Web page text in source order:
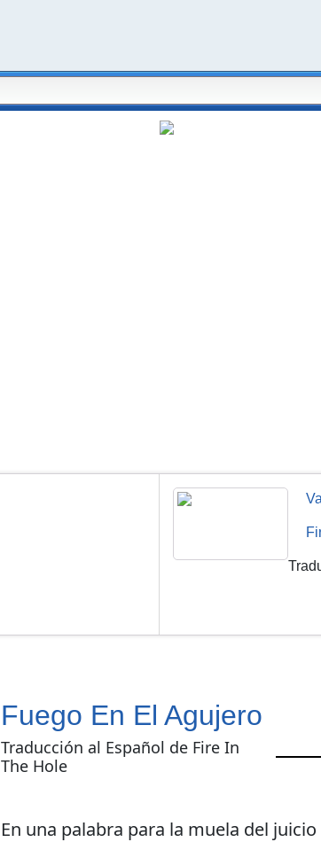
Fuego En El Agujero
Traducción al Español de Fire In
The Hole
En una palabra para la muela del juicio